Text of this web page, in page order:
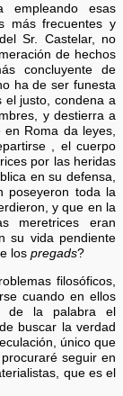
empleando esas
más frecuentes y
Sr. Castelar, no
de hechos
concluyente de
ha de ser funesta
el justo, condena a
y destierra a
Roma da leyes,
, el cuerpo
por las heridas
en su defensa,
poseyeron toda la
y que en la
meretrices eran
su vida pendiente
lospregads?
filosóficos,
cuando en ellos
de la palabra el
buscar la verdad
único que
seguir en
que es el